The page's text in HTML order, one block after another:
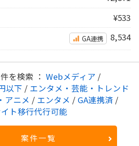
¥533
GA連携 8,534
を検索 ： Webメディア /
以下 / エンタメ・芸能・トレンド
アニメ / エンタメ / GA連携済 /
ト移行代行可能
案件一覧